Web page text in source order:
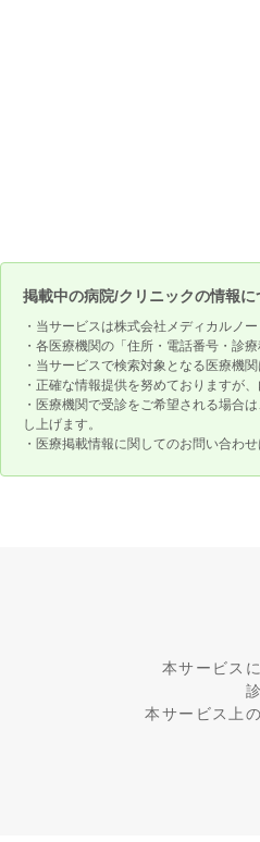
掲載中の病院/クリニックの情報
・当サービスは株式会社メディカルノー
・各医療機関の「住所・電話番号・診
・当サービスで検索対象となる医療機
・正確な情報提供を努めておりますが
・医療機関で受診をご希望される場合
し上げます。
・医療掲載情報に関してのお問い合わせ
本サービス
本サービス上